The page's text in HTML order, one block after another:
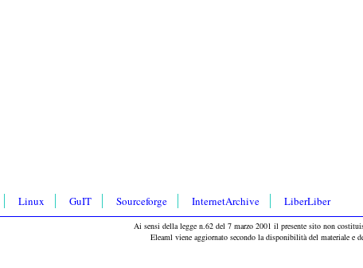
Linux GuIT Sourceforge InternetArchive LiberLiber
Ai sensi della legge n.62 del 7 marzo 2001 il presente sito non
Eleaml viene aggiornato secondo la disponibilità del materiale e